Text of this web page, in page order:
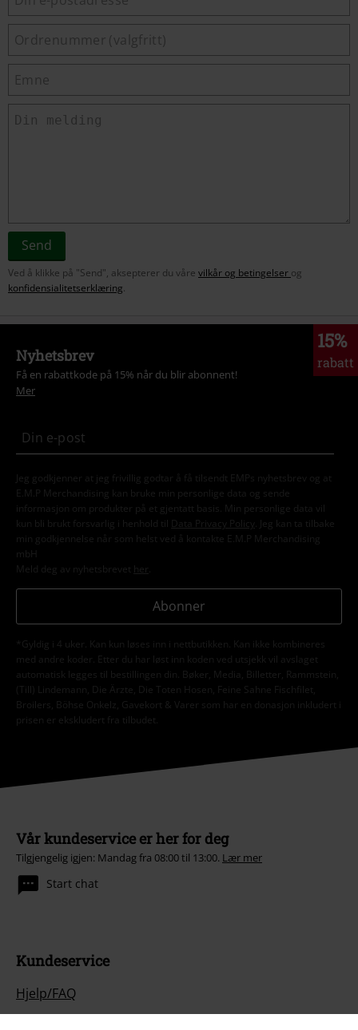
Send
Ved å klikke på "Send", aksepterer du våre vilkår og betingelser og
konfidensialitetserklæring.
15%
rabatt
Nyhetsbrev
Få en rabattkode på 15% når du blir abonnent!
Mer
Jeg godkjenner at jeg frivillig godtar å få tilsendt EMPs nyhetsbrev og at
E.M.P Merchandising kan bruke min personlige data og sende
informasjon om produkter på et gjentatt basis. Min personlige data vil
kun bli brukt forsvarlig i henhold til
Data Privacy Policy
. Jeg kan ta tilbake
min godkjennelse når som helst ved å kontakte E.M.P Merchandising
mbH
Meld deg av nyhetsbrevet her
Abonner
*Gyldig i 4 uker. Kan kun løses inn i nettbutikken. Kan ikke kombineres
med andre koder. Etter du har løst inn koden ved utsjekk vil avslaget
automatisk legges til bestillingen din. Bøker, Media, Billetter, Rammstein,
(Till) Lindemann, Die Ärzte, Die Toten Hosen, Feine Sahne Fischfilet,
Broilers, Böhse Onkelz, Gavekort & Varer som har en donasjon inkludert i
prisen er ekskludert fra tilbudet.
Vår kundeservice er her for deg
Tilgjengelig igjen: Mandag fra 08:00 til 13:00. Lær mer
Start chat
Kundeservice
Hjelp/FAQ